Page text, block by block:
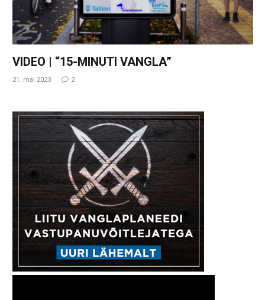
VIDEO | “15-MINUTI VANGLA”
21. mai 2023 2